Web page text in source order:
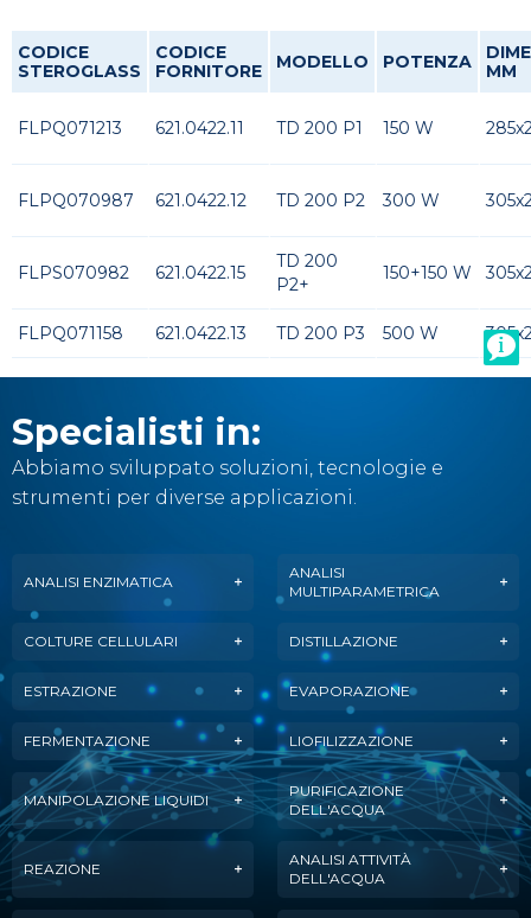
CODICE
STEROGLASS
CODICE
FORNITORE
MODELLO POTENZA
MM
FLPQ071213 621.0422.11 TD 200 P1 150 W
FLPQ070987 621.0422.12 TD 200 P2 300 W
FLPS070982 621.0422.15
TD 200
P2+
150+150 W
FLPQ071158 621.0422.13 TD 200 P3 500 W
Specialisti in:
Abbiamo sviluppato soluzioni, tecnologie e
strumenti per diverse applicazioni.
ANALISI ENZIMATICA
ANALISI
MULTIPARAMETRICA
COLTURE CELLULARI DISTILLAZIONE
ESTRAZIONE EVAPORAZIONE
FERMENTAZIONE LIOFILIZZAZIONE
MANIPOLAZIONE LIQUIDI
PURIFICAZIONE
DELL'ACQUA
REAZIONE
ANALISI ATTIVITÀ
DELL'ACQUA